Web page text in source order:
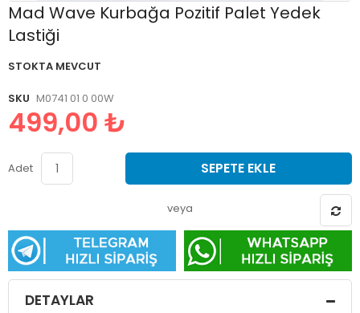
Mad Wave Kurbağa Pozitif Palet Yedek
Lastiği
STOKTA MEVCUT
SKU M0741 01 0 00W
499,00 ₺
Adet SEPETE EKLE
veya
Resim
başlangıcına
DETAYLAR